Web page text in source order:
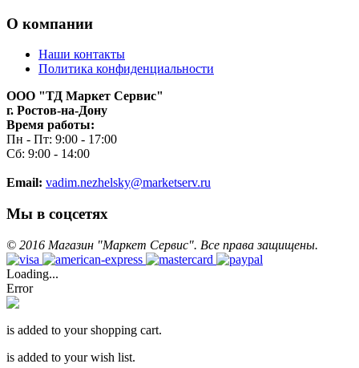
О компании
Наши контакты
Политика конфиденциальности
ООО "ТД Маркет Сервис"
г. Ростов-на-Дону
Время работы:
Пн - Пт: 9:00 - 17:00
Сб: 9:00 - 14:00
Email: vadim.nezhelsky@marketserv.ru
Мы в соцсетях
© 2016 Магазин "Маркет Сервис". Все права защищены.
Loading...
Error
is added to your shopping cart.
is added to your wish list.